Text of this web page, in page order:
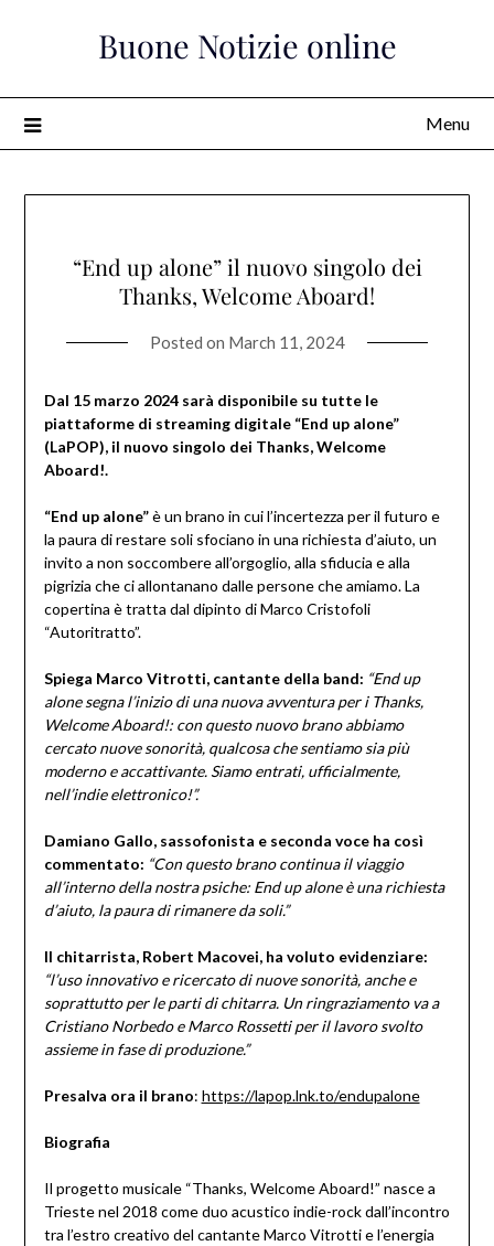
Buone Notizie online
Menu
“End up alone” il nuovo singolo dei
Thanks, Welcome Aboard!
Posted on March 11, 2024
Dal 15 marzo 2024 sarà disponibile su tutte le
piattaforme di streaming digitale “End up alone”
(LaPOP), il nuovo singolo dei Thanks, Welcome
Aboard!.
“End up alone”è un brano in cui l’incertezza per il futuro e
la paura di restare soli sfociano in una richiesta d’aiuto, un
invito a non soccombere all’orgoglio, alla sfiducia e alla
pigrizia che ci allontanano dalle persone che amiamo. La
copertina è tratta dal dipinto di Marco Cristofoli
“Autoritratto”.
Spiega Marco Vitrotti, cantante della band: “End up
alone segna l’inizio di una nuova avventura per i Thanks,
Welcome Aboard!: con questo nuovo brano abbiamo
cercato nuove sonorità, qualcosa che sentiamo sia più
moderno e accattivante. Siamo entrati, ufficialmente,
nell’indie elettronico!”.
Damiano Gallo, sassofonista e seconda voce ha così
commentato: “Con questo brano continua il viaggio
all’interno della nostra psiche: End up alone è una richiesta
d’aiuto, la paura di rimanere da soli.”
Il chitarrista, Robert Macovei, ha voluto evidenziare:
“l’uso innovativo e ricercato di nuove sonorità, anche e
soprattutto per le parti di chitarra. Un ringraziamento va a
Cristiano Norbedo e Marco Rossetti per il lavoro svolto
assieme in fase di produzione.”
Presalva ora il brano: https://lapop.lnk.to/endupalone
Biografia
Il progetto musicale “Thanks, Welcome Aboard!” nasce a
Trieste nel 2018 come duo acustico indie-rock dall’incontro
tra l’estro creativo del cantante Marco Vitrotti e l’energia